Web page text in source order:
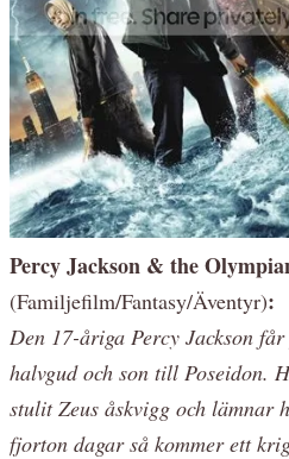
Percy Jackson & the
(Familjefilm/Fantasy/Äventyr):
Den 17-åriga Percy Jackson
halvgud och son till Poseidon.
stulit Zeus åskvigg och lämnar
fjorton dagar så kommer ett